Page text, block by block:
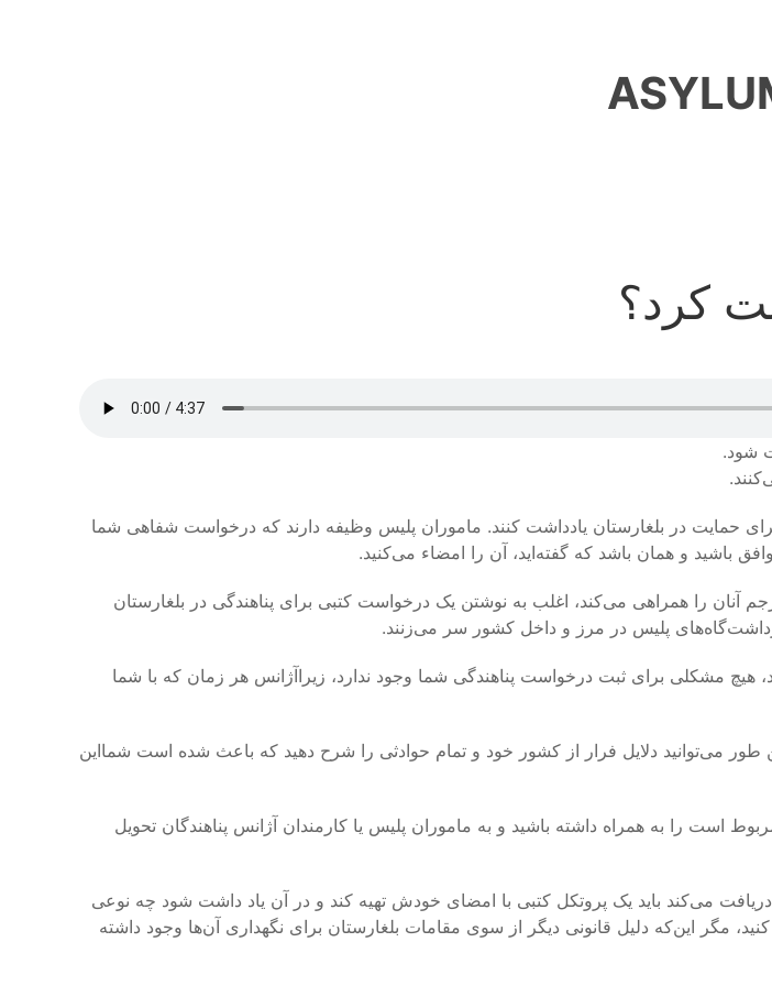
کرد؟
شود.
حمایت در بلغارستان یاد‌داشت کنند. ماموران پلیس وظیفه دارند که درخواست شفاهی شما
باشید و همان باشد که گفته‌اید، آن را امضاء می‌کنید.
آنان را همراهی می‌کند، اغلب به نوشتن یک درخواست کتبی برای پناهندگی در بلغارستان
پلیس در مرز و داخل کشور سر می‌زنند.
هیچ مشکلی برای ثبت درخواست پناهندگی شما وجود ندارد، زیراآژانس هر زمان که با شما
طور می‌توانید دلایل فرار از کشور خود و تمام حوادثی را شرح دهید که باعث شده است شمااین
را به همراه داشته باشید و به ماموران پلیس یا کارمندان آژانس پناهندگان تحویل
دریافت می‌کند باید یک پروتکل کتبی با امضای خودش تهیه کند و در آن یاد داشت شود چه نوعی
مگر این‌که دلیل قانونی دیگر از سوی مقامات بلغارستان برای نگهداری آن‌ها وجود داشته